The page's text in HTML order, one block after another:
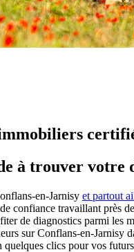
à trouver votre
en-Jarnisy et partout
confiance travaillant près
de diagnostics parmi les
sur Conflans-en-
clics pour vos